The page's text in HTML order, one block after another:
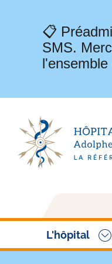
📋
SMS.
L'hôpital